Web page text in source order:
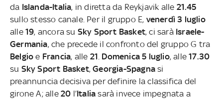
da Islanda-Italia, in diretta da Reykjavik alle 21.45
sullo stesso canale. Per il gruppo E, venerdì 3 luglio
alle 19, ancora su Sky Sport Basket, ci sarà Israele-
Germania, che precede il confronto del gruppo G tra
Belgioe Francia, alle 21 Domenica 5 luglio, alle17.30
su Sky Sport Basket,Georgia-Spagna si
preannuncia decisiva per definire la classifica del
girone A; alle 20 l’Italia sarà invece impegnata a